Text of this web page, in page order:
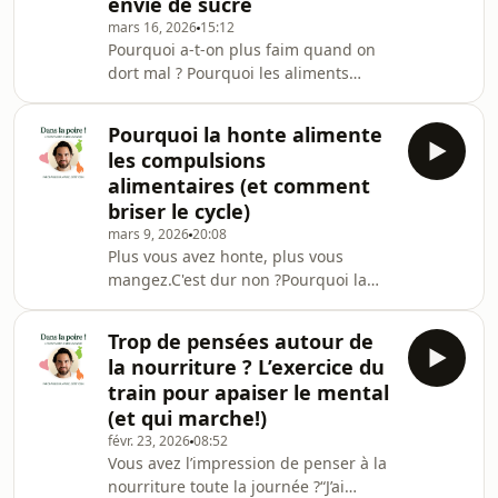
newsletter : ENVIES DE SUCRE :
pourquoi elles persistent, et comment
en sortir sans lutterPour mieux
comprendre et réguler vos envies de
sucre. On a longtemps expliqué ces
envies par
mars 16, 2026 15:12
Pourquoi a-t-on plus faim quand on
dort mal ? Pourquoi les aliments
mauvaise nuit ? Est-ce irréversible ?
Dans cet épisode de Dans la poire !, je
vous propose d’explorer ce que la
science dit aujourd’hui sur le lien
entre manque de sommeil et
comportement alimentaire.On entend
souvent que manger tard ou certains
aliments peuvent per
Pourquoi la honte alimente
les compulsions
alimentaires (et comment
briser le cycle)
mars 9, 202620:08
Plus vous avez honte, plus vous
mangez.C'est dur non ?Pourquoi la
alimentaires au lieu de les empêcher
?Dans cet épisode de Dans la poire !,
je vous propose d’explorer un maillon
souvent invisible du cycle de
l’alimentation émotionnelle : ce qui se
passe juste après l’épisode de
compulsion.On parle beaucoup des
Trop de pensées autour de
la nourriture ? L’exercice du
train pour apaiser le mental
(et qui marche!)
févr. 23, 202608:52
Vous avez l’impression de penser à la
nourriture toute la journée ?“J’ai